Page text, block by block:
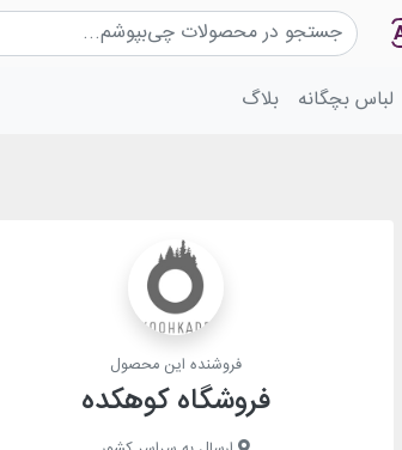
لباس بچگانه بلاگ
فروشنده این محصول
فروشگاه کوهکده